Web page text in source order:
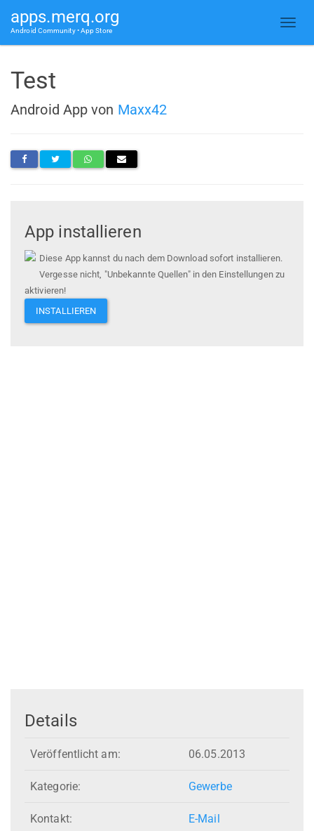
apps.merq.org
Android Community • App Store
Test
Android App von Maxx42
App installieren
Diese App kannst du nach dem Download sofort installieren.
Vergesse nicht, "Unbekannte Quellen" in den Einstellungen zu
aktivieren!
INSTALLIEREN
Details
Veröffentlicht am: 06.05.2013
Kategorie: Gewerbe
Kontakt: E-Mail